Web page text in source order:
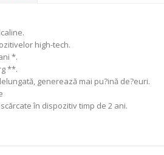
high-tech.
*.
**.
generează mai pu?ină de?euri.
în dispozitiv timp de 2 ani.